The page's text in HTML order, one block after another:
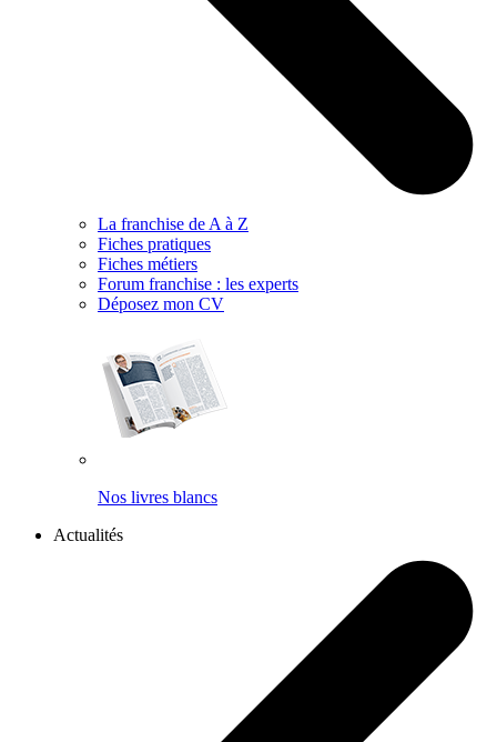
La franchise de A à Z
Fiches pratiques
Fiches métiers
Forum franchise : les experts
Déposez mon CV
Nos livres blancs
Actualités